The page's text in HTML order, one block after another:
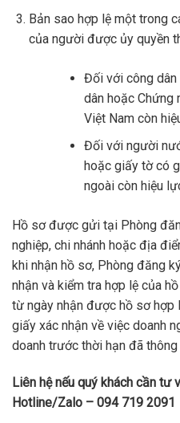
Bản sao hợp lệ một trong
của người được ủy quyền
Đối với công dân
dân hoặc Chứng
Việt Nam còn
Đối với người
hoặc giấy tờ có
ngoài còn hiệu
Hồ sơ được gửi tại Phòng
nghiệp, chi nhánh hoặc địa
khi nhận hồ sơ, Phòng đăng
nhận và kiểm tra hợp lệ của
từ ngày nhận được hồ sơ hợp
giấy xác nhận về việc doanh
doanh trước thời hạn đã thông
Liên hệ nếu quý khách cần tư
Hotline/Zalo – 094 719 2091